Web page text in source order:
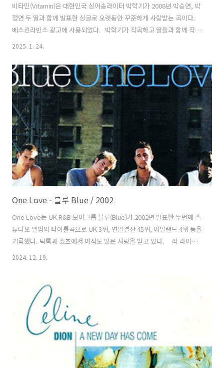
비타민(Vitamin)은 대한민국 싱어송라이터 박학기가 2008년 박승연, 박
정연 두 딸과 함께 발표한 싱글로 오랫동안 꾸준하게 사랑받는 곡이다.
베스킨라빈스 광고에 사용되었다. 박학기가 작곡하고 딸들과 함께 작사
미니홈피에 올린 딸의 사진 밑에 '넌 아빠의 비타민'이라고 썼던 글귀가
마음에 남아 이 곡까지 오게 됐어요. 가사는 전부다 딸들에 대한 이야기
에요. 아이들이 부르는 부분은 직접 아이들이 쓴 가사인데 '아빠의 미
소'라는 가사만 '당신의 미소'로 바꿨어요. 제일 처음 가사에는 게임기 이
름도 있었어요. 대중과 함께 호흡하고, 내 설 자리가 있는 곳에서 음악..
2025. 1. 24.
One Love - 블루 Blue / 2002
One Love는 UK R&B 보이그룹 블루(Blue)가 2002년 발표한 두번째 스
튜디오 앨범의 타이틀곡으로 UK 3위, 연말결산 45위, 아일랜드 4위 등을
기록했다. 틱톡과 쇼츠에서 아직도 많은 사랑을 받고 있다. 리 라이언
(Lee Ryan) 등 블루의 멤버 4명과 미켈 SE(Mikkel SE) 등 스타게이트
다. 가사는 사랑따위는 절대 자신을 힘들게 하지 않을 거라고 느꼈던 화
자가 순식간에 바뀐 자신의 마음 상태를 보고 그건 자신의 착각이었고 상
대가 자신의 마음을 받아만 줬으면 좋겠다고 말하는 내용인 것 같다. 현
지운 rainysunshine@ti..
2024. 12. 19.